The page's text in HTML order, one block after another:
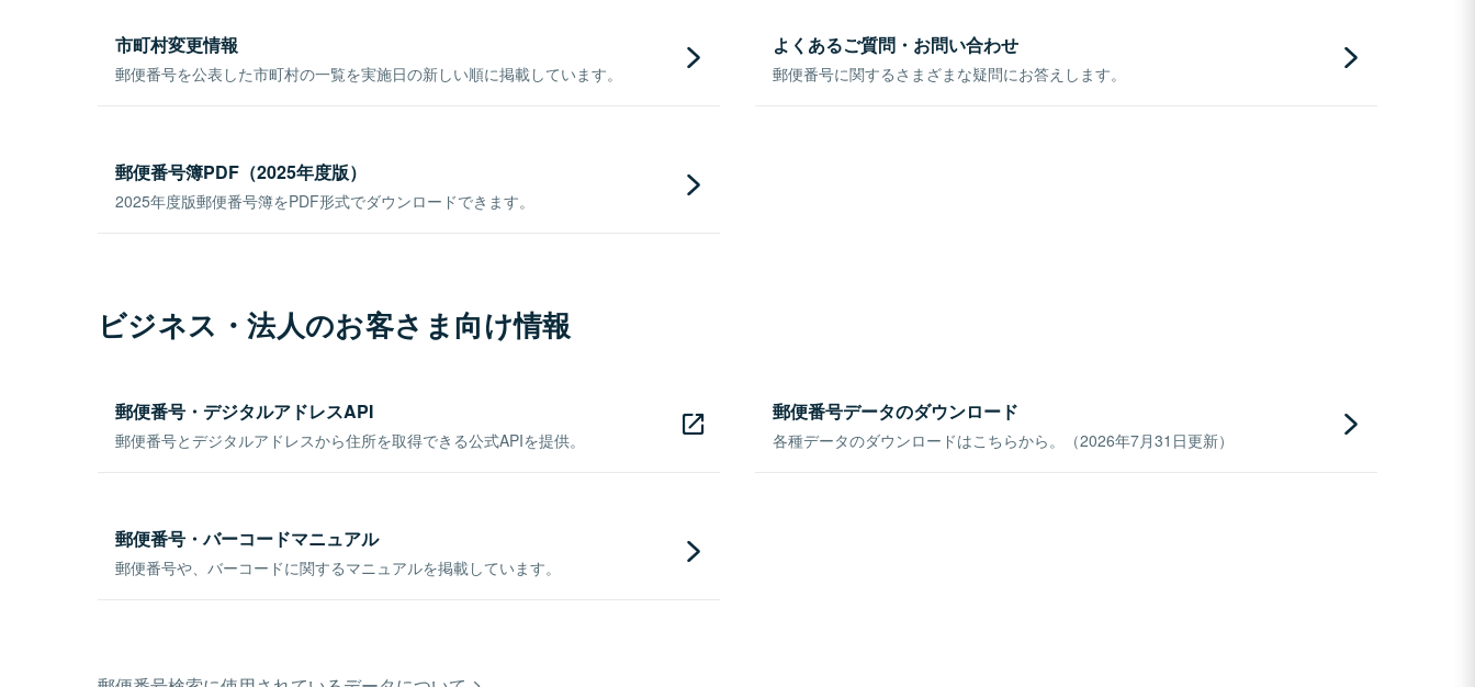
市町村変更情報
郵便番号を公表した市町村の一覧を実施日の新しい順に掲載しています。
よくあるご質問・お問い合わせ
郵便番号に関するさまざまな疑問にお答えします。
郵便番号簿PDF（2025年度版）
2025年度版郵便番号簿をPDF形式でダウンロードできます。
ビジネス・法人のお客さま向け情報
郵便番号・デジタルアドレスAPI
郵便番号とデジタルアドレスから住所を取得できる公式APIを提供。
郵便番号データのダウンロード
各種データのダウンロードはこちらから。（2026年7月31日更新）
郵便番号・バーコードマニュアル
郵便番号や、バーコードに関するマニュアルを掲載しています。